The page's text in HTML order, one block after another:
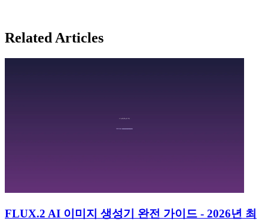
Related Articles
FLUX.2 AI 이미지 생성기 완전 가이드 - 2026년 최